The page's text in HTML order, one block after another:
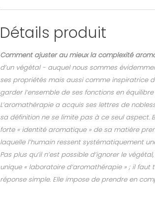
Détails produit
Comment ajuster au mieux la complexité
d’un végétal - auquel nous sommes
ses propriétés mais aussi comme inspiratrice
garder l’ensemble de ses fonctions en
L’aromathérapie a acquis ses lettres de
sa définition ne se limite pas à ce seul aspect.
forte « identité aromatique » de sa matière
laquelle l’humain ressent systématiquement
Pas plus qu’il n’est possible d’ignorer le
unique « laboratoire d’aromathérapie » ; il
réponse simple. Elle impose de prendre en